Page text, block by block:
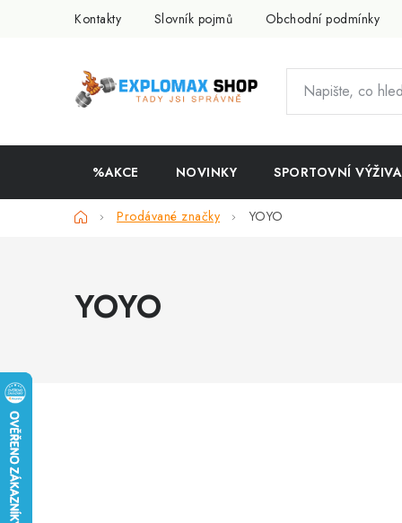
Kontakty Slovník pojmů Obchodní podmínky
%AKCE NOVINKY SPORTOVNÍ VÝŽIVA
DomůProdávané značky YOYO
YOYO